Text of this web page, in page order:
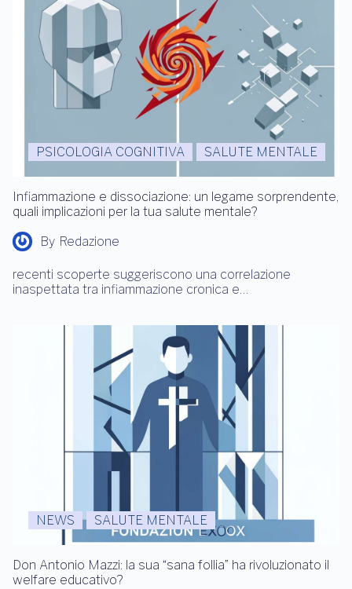
PSICOLOGIA COGNITIVA SALUTE MENTALE
Infiammazione e dissociazione: un legame sorprendente,
quali implicazioni per la tua salute mentale?
By Redazione
recenti scoperte suggeriscono una correlazione
inaspettata tra infiammazione cronica e…
NEWS SALUTE MENTALE
Don Antonio Mazzi: la sua “sana follia” ha rivoluzionato il
welfare educativo?